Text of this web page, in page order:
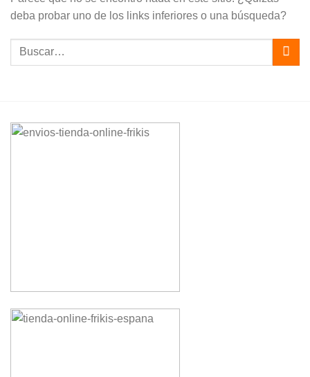
deba probar uno de los links inferiores o una búsqueda?